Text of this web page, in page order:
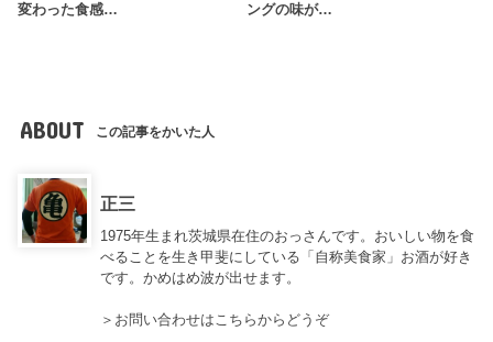
変わった食感…
ングの味が…
ABOUT この記事をかいた人
正三
1975年生まれ茨城県在住のおっさんです。おいしい物を食
べることを生き甲斐にしている「自称美食家」お酒が好き
です。かめはめ波が出せます。
＞ お問い合わせはこちらからどうぞ